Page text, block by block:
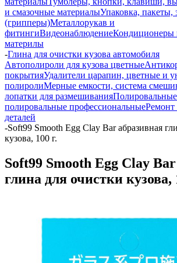
и смазочные материалыУпаковка, пакеты,
(грипперы)Металлорукав и
фитингиВидеонаблюдениеКондиционеры
материлы
-Глина для очистки кузова автомобиля
Автополироли для кузова цветные
покрытияУдалители царапин, цветные и
полиролиМерные емкости, система
лопатки для размешивания
полировальные профессиональныеРемонт
деталей
-Soft99 Smooth Egg Clay Bar абразивная
кузова, 100 г.
Soft99 Smooth Egg Clay
глина для очистки кузова,